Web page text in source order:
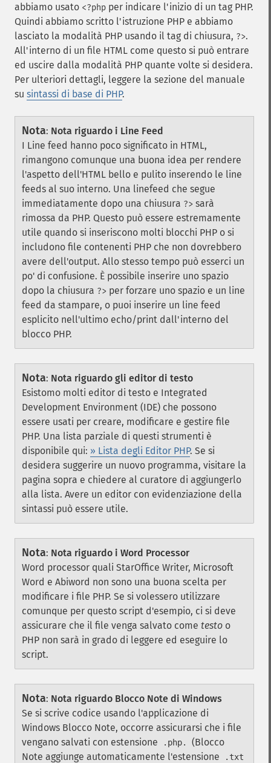
abbiamo usato <?php per indicare l'inizio di un tag PHP.
Quindi abbiamo scritto l'istruzione PHP e abbiamo
lasciato la modalità PHP usando il tag di chiusura, ?>.
All'interno di un file HTML come questo si può entrare
ed uscire dalla modalità PHP quante volte si desidera.
Per ulteriori dettagli, leggere la sezione del manuale
su sintassi di base di PHP.
Nota: Nota riguardo i Line Feed
I Line feed hanno poco significato in HTML,
rimangono comunque una buona idea per rendere
l'aspetto dell'HTML bello e pulito inserendo le line
feeds al suo interno. Una linefeed che segue
immediatamente dopo una chiusura ?> sarà
rimossa da PHP. Questo può essere estremamente
utile quando si inseriscono molti blocchi PHP o si
includono file contenenti PHP che non dovrebbero
avere dell'output. Allo stesso tempo può esserci un
po' di confusione. È possibile inserire uno spazio
dopo la chiusura ?> per forzare uno spazio e un line
feed da stampare, o puoi inserire un line feed
esplicito nell'ultimo echo/print dall'interno del
blocco PHP.
Nota: Nota riguardo gli editor di testo
Esistomo molti editor di testo e Integrated
Development Environment (IDE) che possono
essere usati per creare, modificare e gestire file
PHP. Una lista parziale di questi strumenti è
disponibile qui: » Lista degli Editor PHP. Se si
desidera suggerire un nuovo programma, visitare la
pagina sopra e chiedere al curatore di aggiungerlo
alla lista. Avere un editor con evidenziazione della
sintassi può essere utile.
Nota: Nota riguardo i Word Processor
Word processor quali StarOffice Writer, Microsoft
Word e Abiword non sono una buona scelta per
modificare i file PHP. Se si volessero utilizzare
comunque per questo script d'esempio, ci si deve
assicurare che il file venga salvato come testo o
PHP non sarà in grado di leggere ed eseguire lo
script.
Nota: Nota riguardo Blocco Note di Windows
Se si scrive codice usando l'applicazione di
Windows Blocco Note, occorre assicurarsi che i file
vengano salvati con estensione
.php.
(Blocco
Note aggiunge automaticamente l'estensione
.txt